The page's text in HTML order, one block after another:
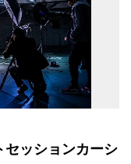
セッションカーシ